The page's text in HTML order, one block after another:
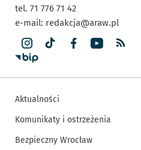
tel. 71 776 71 42
e-mail: redakcja@araw.pl
Aktualności
Komunikaty i ostrzeżenia
Bezpieczny Wrocław